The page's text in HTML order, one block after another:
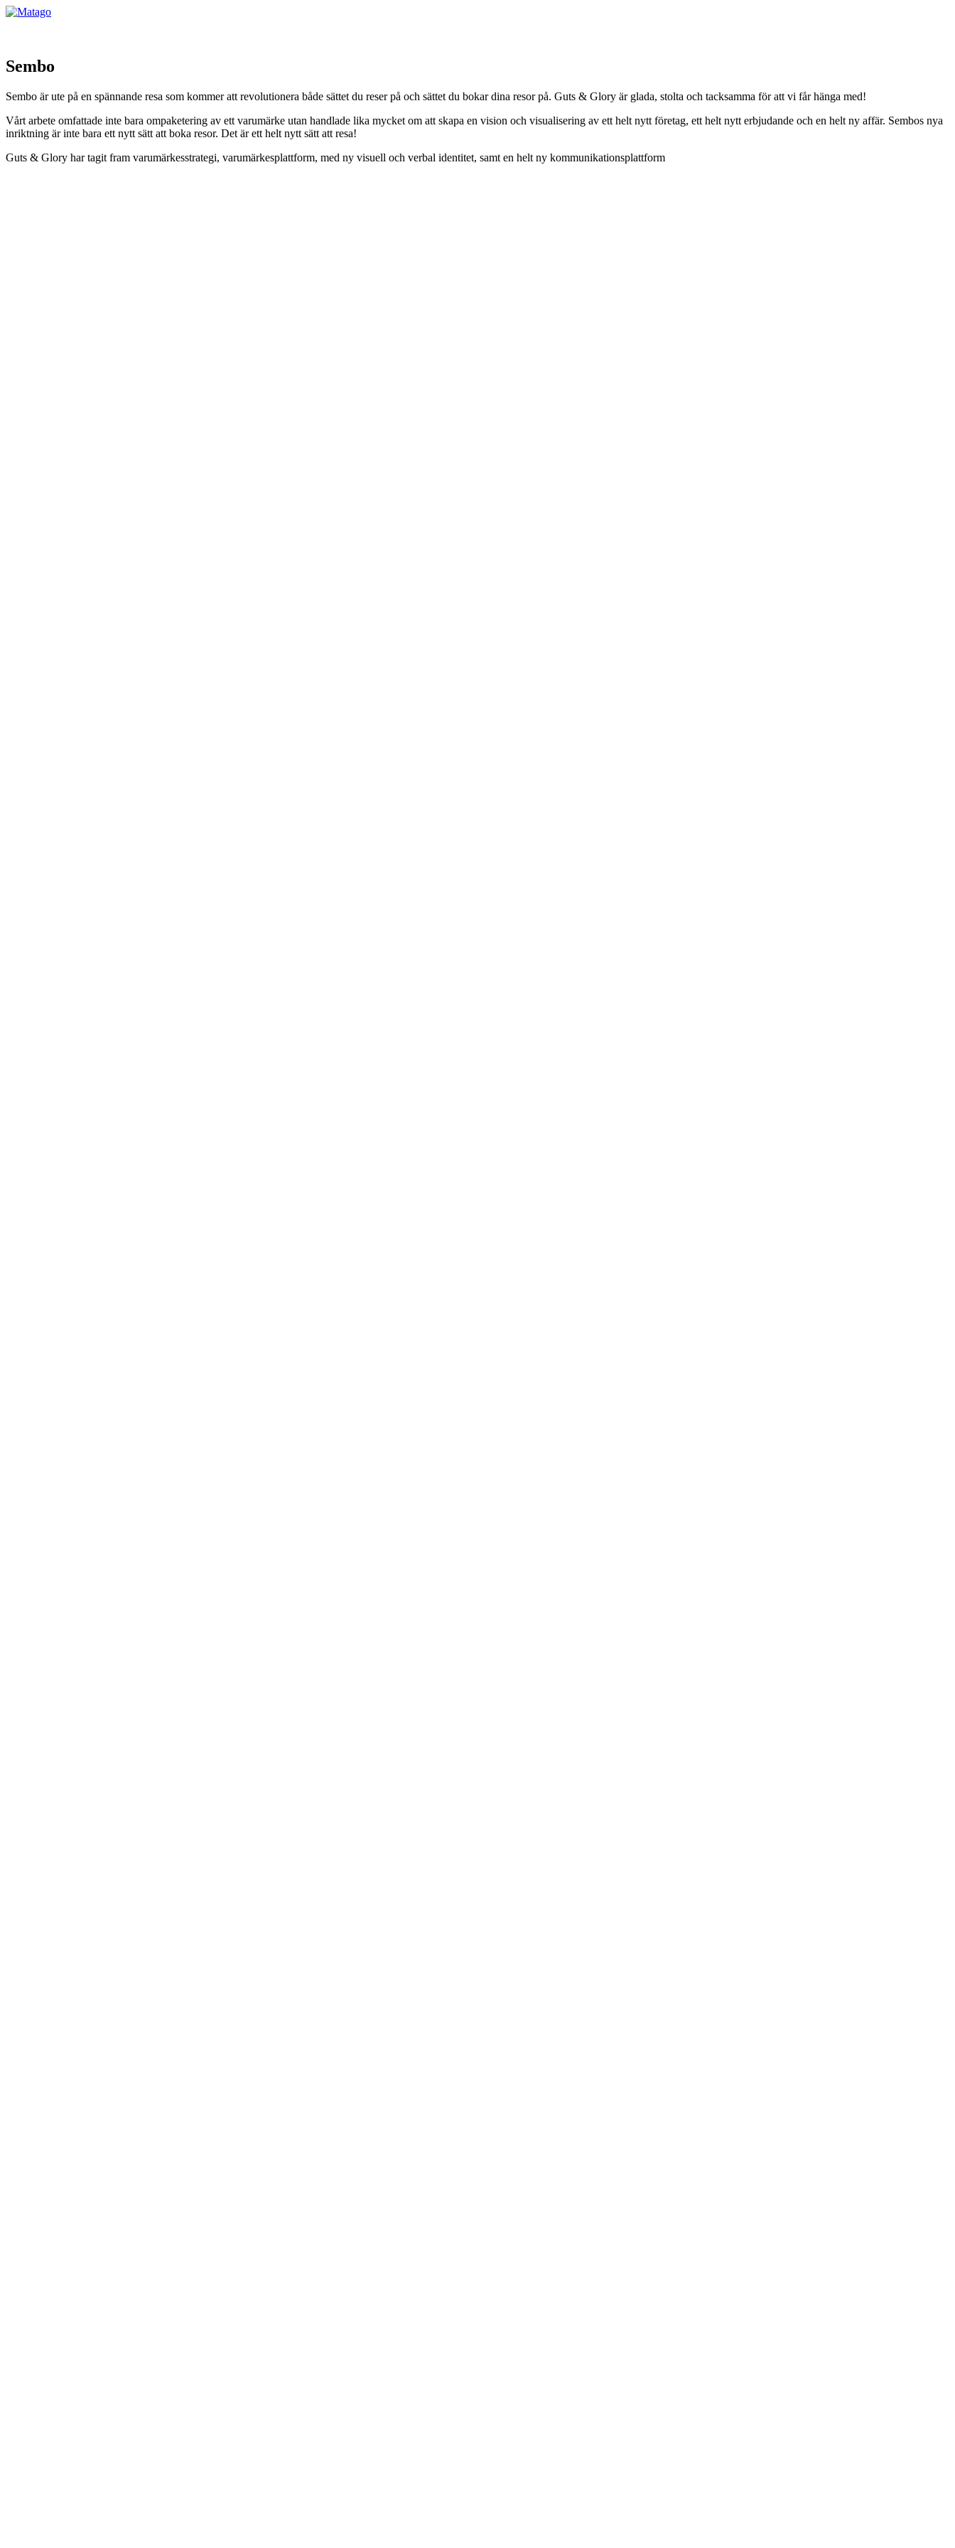
Sembo
Sembo är ute på en spännande resa som kommer att revolutionera både sättet du reser på och sättet du bokar dina resor på. Guts & Glory är glada, stolta och tacksamma för att vi får hänga med!
Vårt arbete omfattade inte bara ompaketering av ett varumärke utan handlade lika mycket om att skapa en vision och visualisering av ett helt nytt företag, ett helt nytt erbjudande och en helt ny affär. Sembos nya
inriktning är inte bara ett nytt sätt att boka resor. Det är ett helt nytt sätt att resa!
Guts & Glory har tagit fram varumärkesstrategi, varumärkesplattform, med ny visuell och verbal identitet, samt en helt ny kommunikationsplattform